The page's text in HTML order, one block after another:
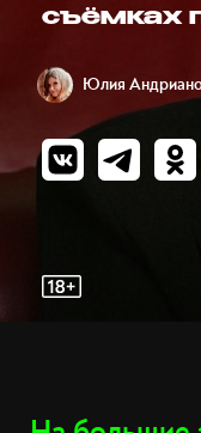
съёмках
Юлия